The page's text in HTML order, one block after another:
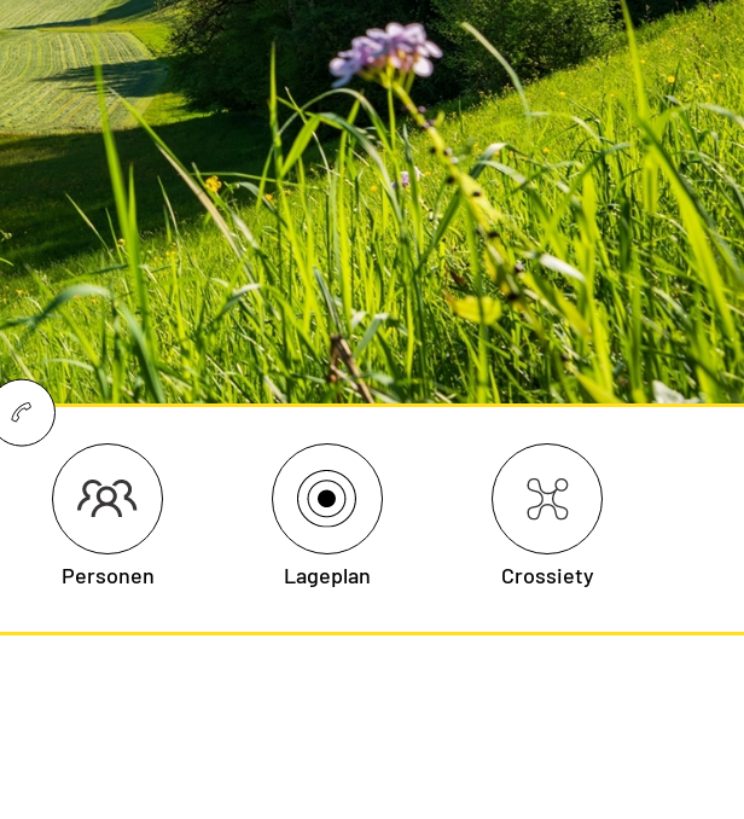
Personen Lageplan Crossiety